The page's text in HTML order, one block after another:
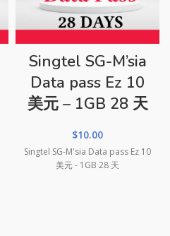
Singtel SG-M’sia
Data pass Ez 10
美元 – 1GB 28 天
$10.00
Singtel SG-M'sia Data pass Ez 10
美元 - 1GB 28 天